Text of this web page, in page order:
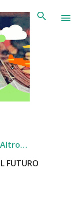
Altro…
FUTURO